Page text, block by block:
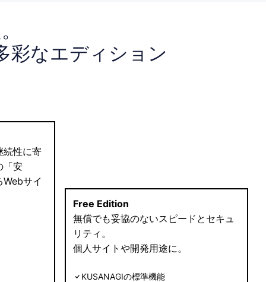
彩なエディション
続性に寄
「安
サイ
Free Edition
無償でも妥協のないスピードとセキュ
リティ。
個人サイトや開発用途に。
KUSANAGIの標準機能